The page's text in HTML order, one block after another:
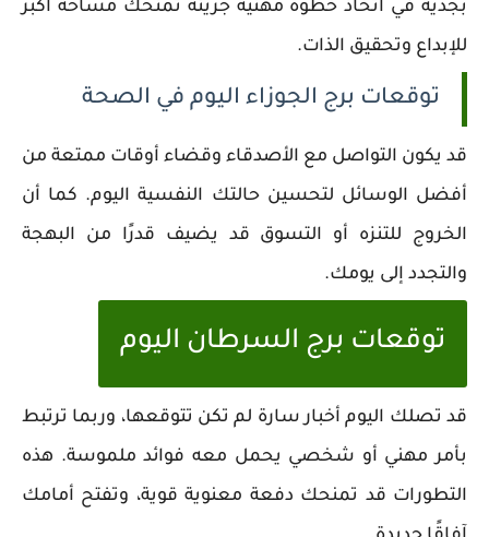
بجدية في اتخاذ خطوة مهنية جريئة تمنحك مساحة أكبر
للإبداع وتحقيق الذات.
توقعات برج الجوزاء اليوم في الصحة
قد يكون التواصل مع الأصدقاء وقضاء أوقات ممتعة من
أفضل الوسائل لتحسين حالتك النفسية اليوم. كما أن
الخروج للتنزه أو التسوق قد يضيف قدرًا من البهجة
والتجدد إلى يومك.
توقعات برج السرطان اليوم
قد تصلك اليوم أخبار سارة لم تكن تتوقعها، وربما ترتبط
بأمر مهني أو شخصي يحمل معه فوائد ملموسة. هذه
التطورات قد تمنحك دفعة معنوية قوية، وتفتح أمامك